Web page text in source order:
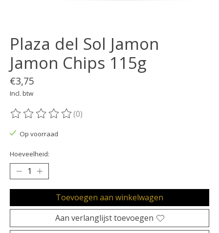
Plaza del Sol Jamon
Jamon Chips 115g
€3,75
Incl. btw
De beoordeling van dit product is
(0)
Op voorraad
Hoeveelheid:
Toevoegen aan winkelwagen
Aan verlanglijst toevoegen